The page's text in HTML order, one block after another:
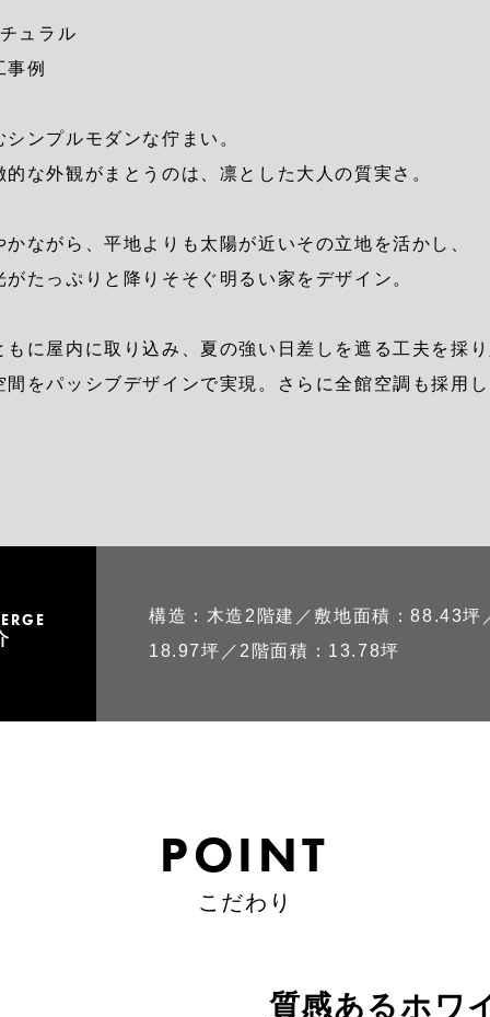
ュラル
事例
ンプルモダンな佇まい。
な外観がまとうのは、凛とした大人の質実さ。
かながら、平地よりも太陽が近いその立地を活かし、
たっぷりと降りそそぐ明るい家をデザイン。
もに屋内に取り込み、夏の強い日差しを遮る工夫を採
間をパッシブデザインで実現。さらに全館空調も採用
構造：木造2階建／敷地面積：88.43坪
18.97坪／2階面積：13.78坪
POINT
こだわり
質感あるホワ